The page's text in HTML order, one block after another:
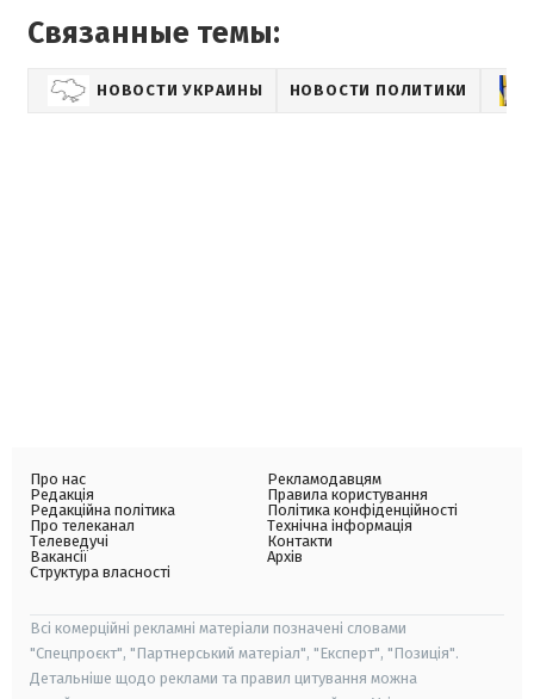
Связанные темы:
НОВОСТИ УКРАИНЫ НОВОСТИ ПОЛИТИКИ
Про нас
Редакція
Редакційна політика
Про телеканал
Телеведучі
Вакансії
Структура власності
Рекламодавцям
Правила користування
Політика конфіденційності
Технічна інформація
Контакти
Архів
Всі комерційні рекламні матеріали позначені словами
"Спецпроєкт", "Партнерський матеріал", "Експерт", "Позиція".
Детальніше щодо реклами та правил цитування можна